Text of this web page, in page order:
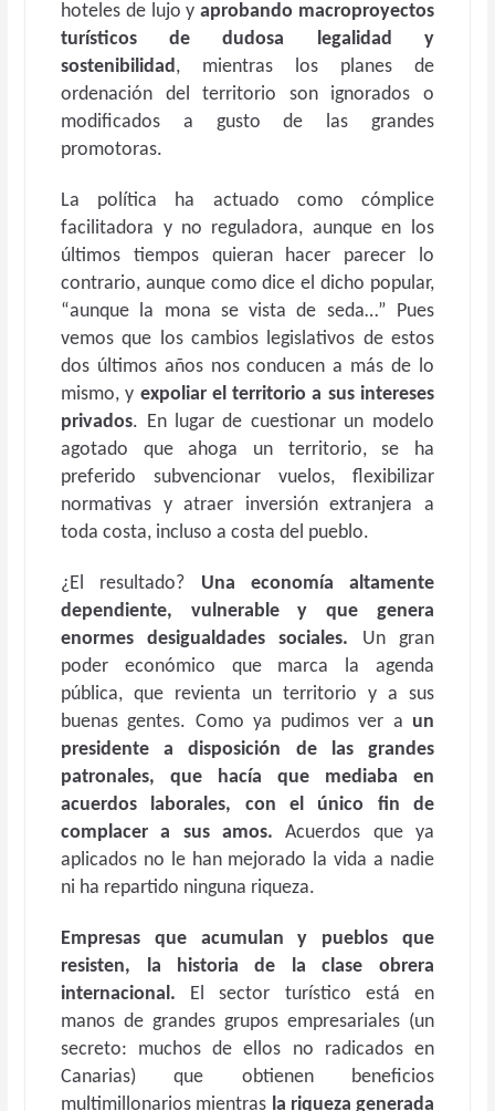
hoteles de lujo yaprobando macroproyectos
turísticos de dudosa legalidad y
sostenibilidad, mientras los planes de
ordenación del territorio son ignorados o
modificados a gusto de las grandes
promotoras.
La política ha actuado como cómplice
facilitadora y no reguladora, aunque en los
últimos tiempos quieran hacer parecer lo
contrario, aunque como dice el dicho popular,
“aunque la mona se vista de seda…” Pues
vemos que los cambios legislativos de estos
dos últimos años nos conducen a más de lo
mismo, y expoliar el territorio a sus intereses
privados. En lugar de cuestionar un modelo
agotado que ahoga un territorio, se ha
preferido subvencionar vuelos, flexibilizar
normativas y atraer inversión extranjera a
toda costa, incluso a costa del pueblo.
¿El resultado? Una economía altamente
dependiente, vulnerable y que genera
enormes desigualdades sociales. Un gran
poder económico que marca la agenda
pública, que revienta un territorio y a sus
buenas gentes. Como ya pudimos ver a un
presidente a disposición de las grandes
patronales, que hacía que mediaba en
acuerdos laborales, con el único fin de
complacer a sus amos. Acuerdos que ya
aplicados no le han mejorado la vida a nadie
ni ha repartido ninguna riqueza.
Empresas que acumulan y pueblos que
resisten, la historia de la clase obrera
internacional. El sector turístico está en
manos de grandes grupos empresariales (un
secreto: muchos de ellos no radicados en
Canarias) que obtienen beneficios
multimillonarios mientras la riqueza generada